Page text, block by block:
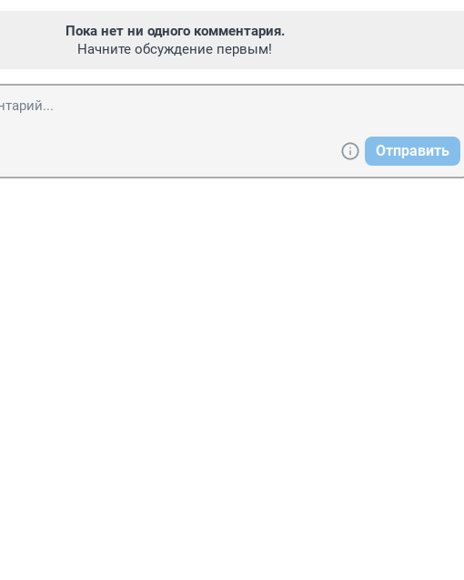
Пока нет ни одного комментария.
Начните обсуждение первым!
Отправить